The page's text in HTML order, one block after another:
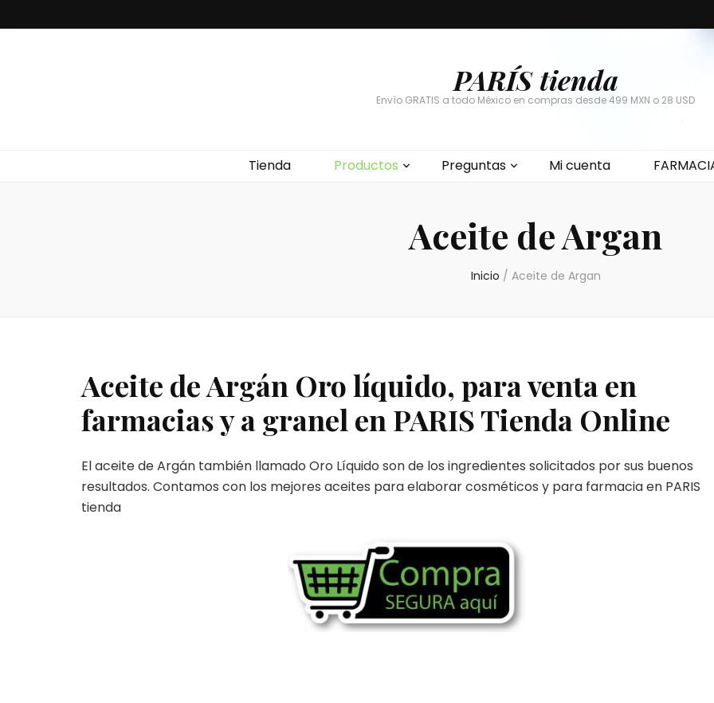
PARÍS tienda
Envío GRATIS a todo México en compras desde 499 MXN o 28 USD
Tienda Productos Preguntas Mi cuenta
Aceite de Argan
Inicio / Aceite de Argan
Aceite de Argán Oro líquido, para venta en
farmacias y a granel en PARIS Tienda Online
El aceite de Argán también llamado Oro Líquido son de los ingredientes solicitados por sus buenos
resultados. Contamos con los mejores aceites para elaborar cosméticos y para farmacia en PARIS
tienda